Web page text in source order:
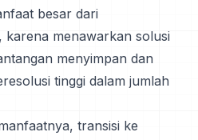
besar dari
karena menawarkan solusi
menyimpan dan
tinggi dalam jumlah
transisi ke